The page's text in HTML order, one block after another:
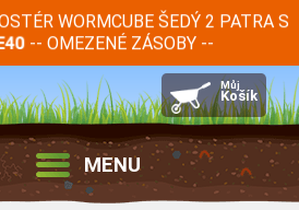
WORMCUBE ŠEDÝ 2 PATRA S
-- OMEZENÉ ZÁSOBY --
MENU